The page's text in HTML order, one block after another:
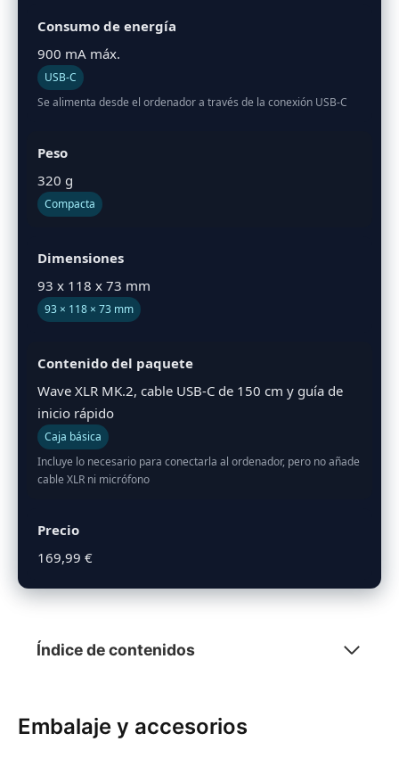
Consumo de energía
900 mA máx.
USB-C
Se alimenta desde el ordenador a través de la conexión USB-C
Peso
320 g
Compacta
Dimensiones
93 x 118 x 73 mm
93 × 118 × 73 mm
Contenido del paquete
Wave XLR MK.2, cable USB-C de 150 cm y guía de
inicio rápido
Caja básica
Incluye lo necesario para conectarla al ordenador, pero no añade
cable XLR ni micrófono
Precio
169,99 €
Índice de contenidos
Embalaje y accesorios